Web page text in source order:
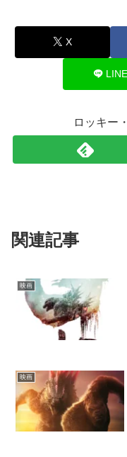
X
LINE
ロッキー
関連記事
映画
映画